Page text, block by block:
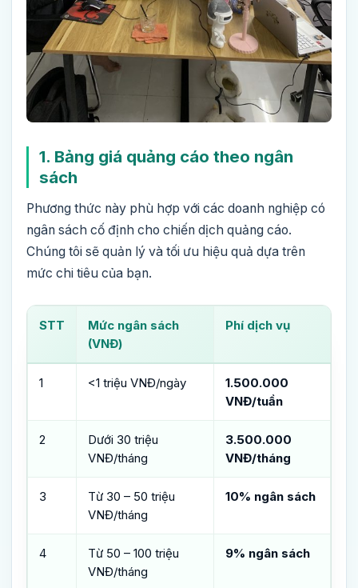
1. Bảng giá quảng cáo theo ngân
sách
Phương thức này phù hợp với các doanh nghiệp có
ngân sách cố định cho chiến dịch quảng cáo.
Chúng tôi sẽ quản lý và tối ưu hiệu quả dựa trên
mức chi tiêu của bạn.
STT
Mức ngân sách
(VNĐ)
Phí dịch vụ
1 <1 triệu VNĐ/ngày
1.500.000
VNĐ/tuần
2
Dưới 30 triệu
VNĐ/tháng
3.500.000
VNĐ/tháng
3
Từ 30 – 50 triệu
VNĐ/tháng
10% ngân sách
4
Từ 50 – 100 triệu
VNĐ/tháng
9% ngân sách